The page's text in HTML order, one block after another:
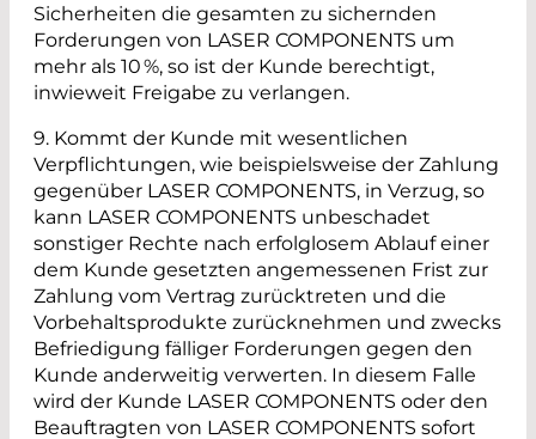
Sicherheiten die gesamten zu sichernden
Forderungen von LASER COMPONENTS um
mehr als 10 %, so ist der Kunde berechtigt,
inwieweit Freigabe zu verlangen.
9. Kommt der Kunde mit wesentlichen
Verpflichtungen, wie beispielsweise der Zahlung
gegenüber LASER COMPONENTS, in Verzug, so
kann LASER COMPONENTS unbeschadet
sonstiger Rechte nach erfolglosem Ablauf einer
dem Kunde gesetzten angemessenen Frist zur
Zahlung vom Vertrag zurücktreten und die
Vorbehaltsprodukte zurücknehmen und zwecks
Befriedigung fälliger Forderungen gegen den
Kunde anderweitig verwerten. In diesem Falle
wird der Kunde LASER COMPONENTS oder den
Beauftragten von LASER COMPONENTS sofort